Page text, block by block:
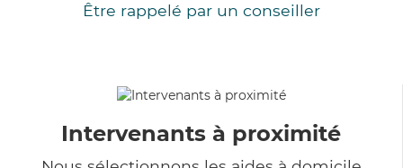
Être rappelé par un conseiller
Intervenants à proximité